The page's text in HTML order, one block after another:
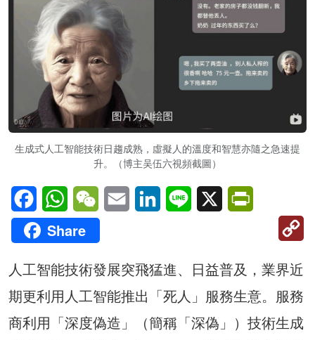
生成式人工智能技術日趨成熟，虛擬人的溫度和智慧亦隨之急速提
升。（博主吴伍六視頻截圖）
FacebookWhatsAppWeChatEmail LinkedInLine X
Share
人工智能技術發展突飛猛進、日益普及，業界近
期更利用人工智能推出「死人」服務生意。服務
商利用「深度偽造」（簡稱「深偽」）技術生成